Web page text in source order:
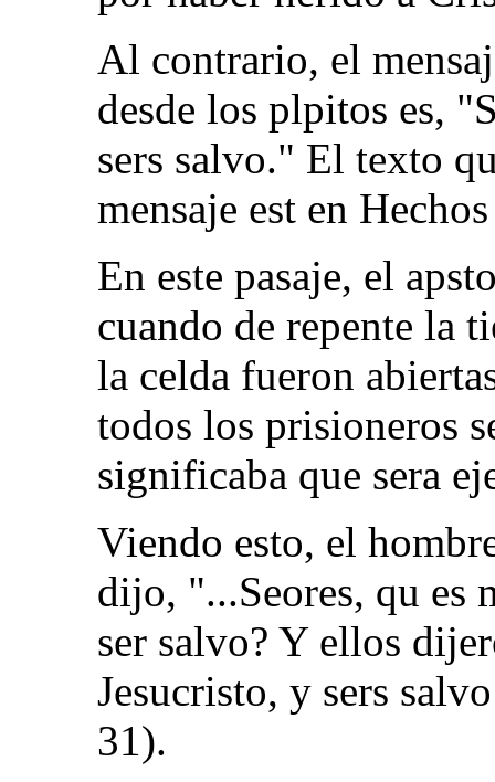
Al contrario, el
desde los plpitos es,
sers salvo." El texto
mensaje est en
En este pasaje, el
cuando de repente la
la celda fueron
todos los prisioneros
significaba que sera
Viendo esto, el
dijo, "...Seores, qu es
ser salvo? Y ellos
Jesucristo, y sers
31).